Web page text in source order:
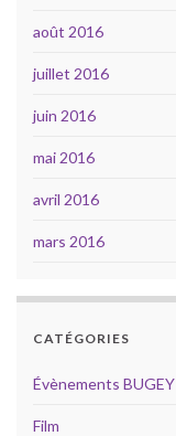
août 2016
juillet 2016
juin 2016
mai 2016
avril 2016
mars 2016
CATÉGORIES
Évènements BUGEY
Film